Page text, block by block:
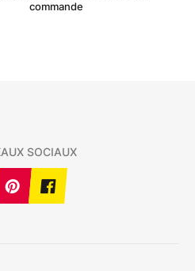
commande
SOCIAUX